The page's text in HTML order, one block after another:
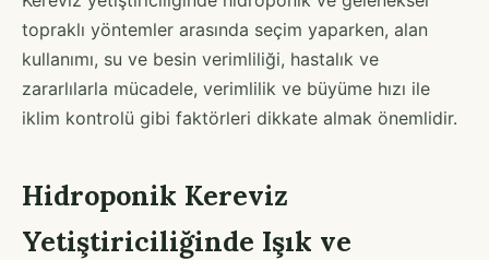
topraklı yöntemler arasında seçim yaparken, alan
kullanımı, su ve besin verimliliği, hastalık ve
zararlılarla mücadele, verimlilik ve büyüme hızı ile
iklim kontrolü gibi faktörleri dikkate almak önemlidir.
Hidroponik Kereviz
Yetiştiriciliğinde Işık ve